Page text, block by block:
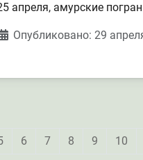
апреля, амурские
Опубликовано: 29
6 7 8 9 10